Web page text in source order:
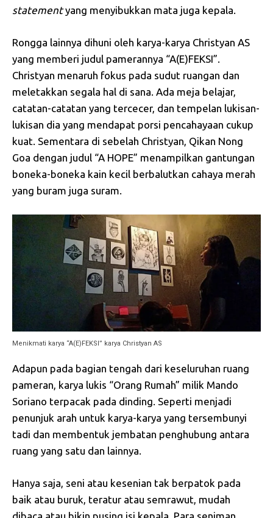
statementyang menyibukkan mata juga kepala.
Rongga lainnya dihuni oleh karya-karya Christyan AS
yang memberi judul pamerannya “A(E)FEKSI”.
Christyan menaruh fokus pada sudut ruangan dan
meletakkan segala hal di sana. Ada meja belajar,
catatan-catatan yang tercecer, dan tempelan lukisan-
lukisan dia yang mendapat porsi pencahayaan cukup
kuat. Sementara di sebelah Christyan, Qikan Nong
Goa dengan judul “A HOPE” menampilkan gantungan
boneka-boneka kain kecil berbalutkan cahaya merah
yang buram juga suram.
Menikmati karya “A(E)FEKSI” karya Christyan AS
Adapun pada bagian tengah dari keseluruhan ruang
pameran, karya lukis “Orang Rumah” milik Mando
Soriano terpacak pada dinding. Seperti menjadi
penunjuk arah untuk karya-karya yang tersembunyi
tadi dan membentuk jembatan penghubung antara
ruang yang satu dan lainnya.
Hanya saja, seni atau kesenian tak berpatok pada
baik atau buruk, teratur atau semrawut, mudah